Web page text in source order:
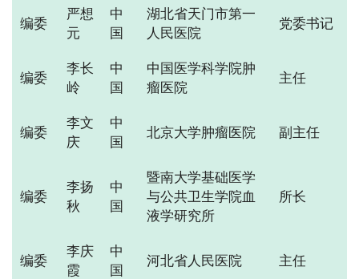
编委
严想
元
中
国
湖北省天门市第一
人民医院
党委书记
编委
李长
岭
中
国
中国医学科学院肿
瘤医院
主任
编委
李文
庆
中
国
北京大学肿瘤医院 副主任
编委
李扬
秋
中
国
暨南大学基础医学
与公共卫生学院血
液学研究所
所长
编委
李庆
霞
中
国
河北省人民医院 主任